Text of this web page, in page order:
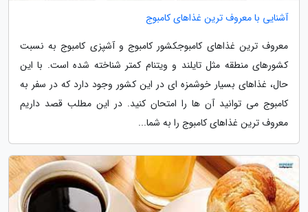
آشنایی با معروف ترین غذاهای کامبوج
معروف ترین غذاهای کامبوجکشور کامبوج و آشپزی کامبوج به نسبت
کشورهای منطقه مثل تایلند و ویتنام کمتر شناخته شده است. با این
حال، غذاهای بسیار خوشمزه ای در این کشور وجود دارد که در سفر به
کامبوج می توانید آن ها را امتحان کنید. در این مطلب قصد داریم
معروف ترین غذاهای کامبوج را به شما...